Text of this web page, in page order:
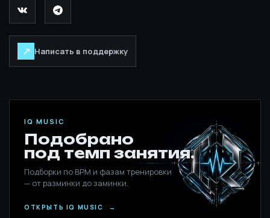
↗ Написать в поддержку
IQ MUSIC
Подобрано
под темп занятия.
Подборки по BPM и фазам тренировки
— от разминки до заминки.
ОТКРЫТЬ IQ MUSIC →